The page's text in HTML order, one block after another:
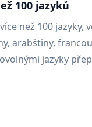
100 jazyků
než 100 jazyky,
arabštiny,
jazyky